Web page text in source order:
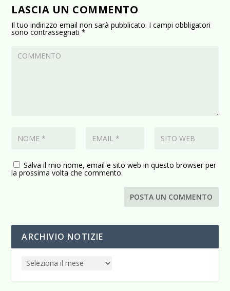
LASCIA UN COMMENTO
Il tuo indirizzo email non sarà pubblicato. I campi obbligatori
sono contrassegnati*
Salva il mio nome, email e sito web in questo browser per
la prossima volta che commento.
ARCHIVIO NOTIZIE